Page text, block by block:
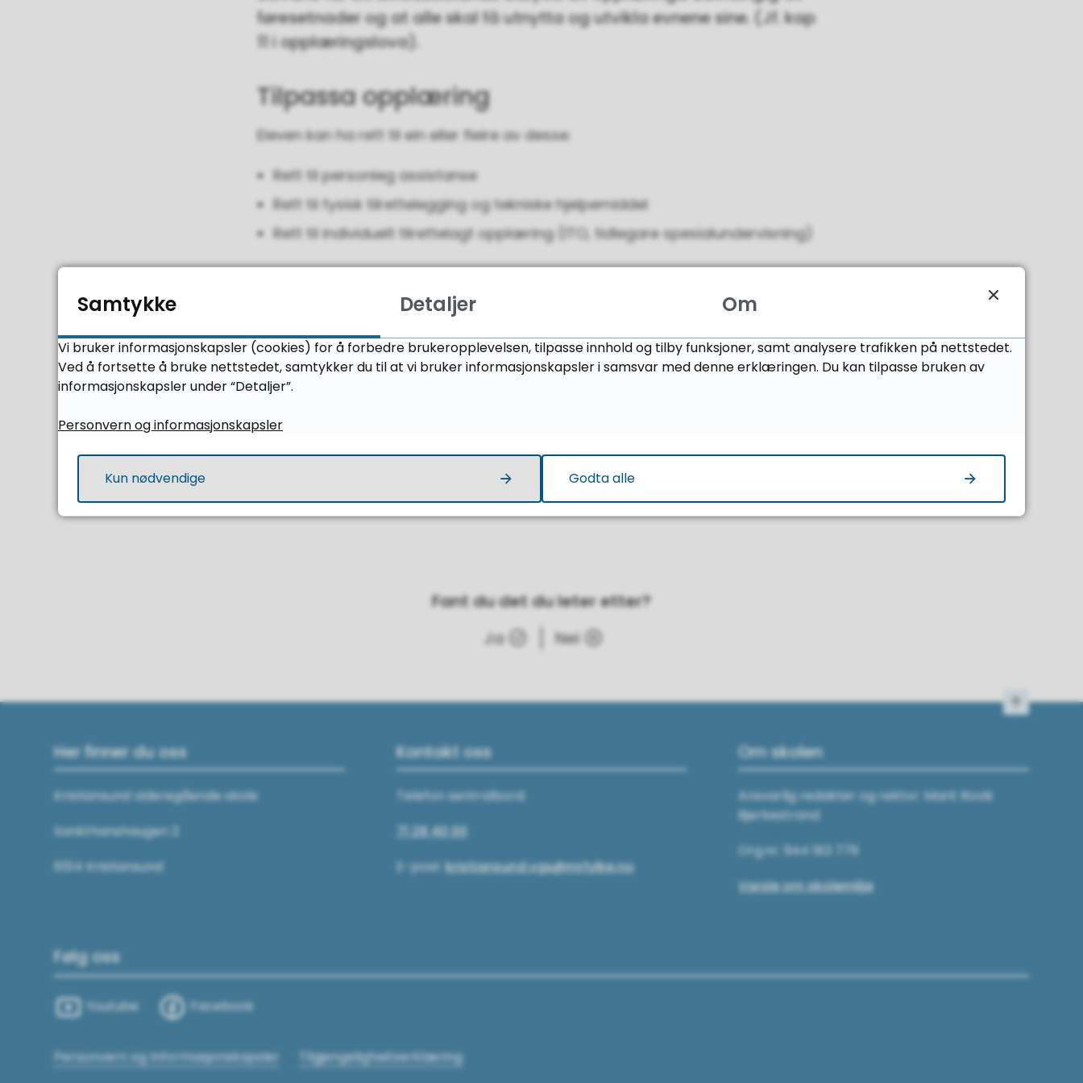
føresetnader og at alle skal få utnytta og utvikla evnene sine. (Jf. kap
11 i opplæringslova).
Tilpassa opplæring
Eleven kan ha rett til ein eller fleire av desse:
Rett til personleg assistanse
Rett til fysisk tilrettelegging og tekniske hjelpemiddel
Rett til individuelt tilrettelagt opplæring (ITO, tidlegare spesialundervisning)
Bestilling+av+PP-tjenester+i+vgo+med+pedagogisk+rapport+av+6.8.21
Reglar for heimeundervisning.(PDF, 127 kB)
Søknadsskjema og vedtaksmalar
Vidaregåande skolar skal bruke malar i Websak+.
Ta kontakt medinntak@mrfylke.no ved spørsmål.
Fant du det du leter etter?
Ja
Nei
Her finner du oss
Kristiansund videregående skole
Sankthanshaugen 2
6514 Kristiansund
Kontakt oss
Telefon sentralbord:
71 28 40 00
E-post:kristiansund.vgs@mrfylke.no
Om skolen
Ansvarlig redaktør og rektor: Marit Rovik
Bjerkestrand
Org.nr: 944 183 779
Varsle om skolemiljø
Følg oss
Youtube Facebook
Personvern og Informasjonskapsler Tilgjengeligheitserklæring
Til toppen
Samtykke Detaljer Om
Vi bruker informasjonskapsler (cookies) for å forbedre brukeropplevelsen, tilpasse innhold og tilby funksjoner, samt analysere trafikken på nettstedet.
Ved å fortsette å bruke nettstedet, samtykker du til at vi bruker informasjonskapsler i samsvar med denne erklæringen. Du kan tilpasse bruken av
informasjonskapsler under “Detaljer”.
Personvern og informasjonskapsler
Kun nødvendige Godta alle